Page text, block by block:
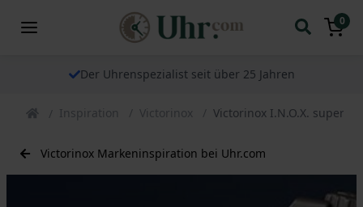
0
Der Uhrenspezialist seit über 25 Jahren
Inspiration Victorinox Victorinox I.N.O.X.
Victorinox Markeninspiration bei Uhr.com